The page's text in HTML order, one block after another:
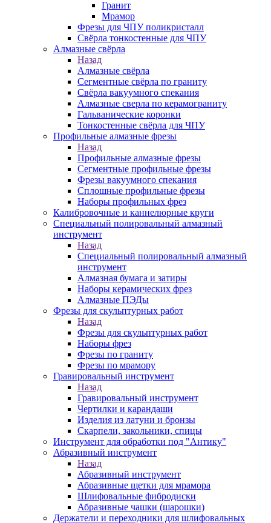
Гранит
Мрамор
Фрезы для ЧПУ поликристалл
Свёрла тонкостенные для ЧПУ
Алмазные свёрла
Назад
Алмазные свёрла
Сегментные свёрла по граниту
Свёрла вакуумного спекания
Алмазные сверла по керамограниту
Гальванические коронки
Тонкостенные свёрла для ЧПУ
Профильные алмазные фрезы
Назад
Профильные алмазные фрезы
Сегментные профильные фрезы
Фрезы вакуумного спекания
Сплошные профильные фрезы
Наборы профильных фрез
Калибровочные и каннелюрные круги
Специальный полировальный алмазный
инструмент
Назад
Специальный полировальный алмазный
инструмент
Алмазная бумага и затиры
Наборы керамических фрез
Алмазные ПЭДы
Фрезы для скульптурных работ
Назад
Фрезы для скульптурных работ
Наборы фрез
Фрезы по граниту
Фрезы по мрамору
Гравировальный инструмент
Назад
Гравировальный инструмент
Чертилки и карандаши
Изделия из латуни и бронзы
Скарпели, закольники, спицы
Инструмент для обработки под "Антику"
Абразивный инструмент
Назад
Абразивный инструмент
Абразивные щетки для мрамора
Шлифовальные фибродиски
Абразивные чашки (шарошки)
Держатели и переходники для шлифовальных